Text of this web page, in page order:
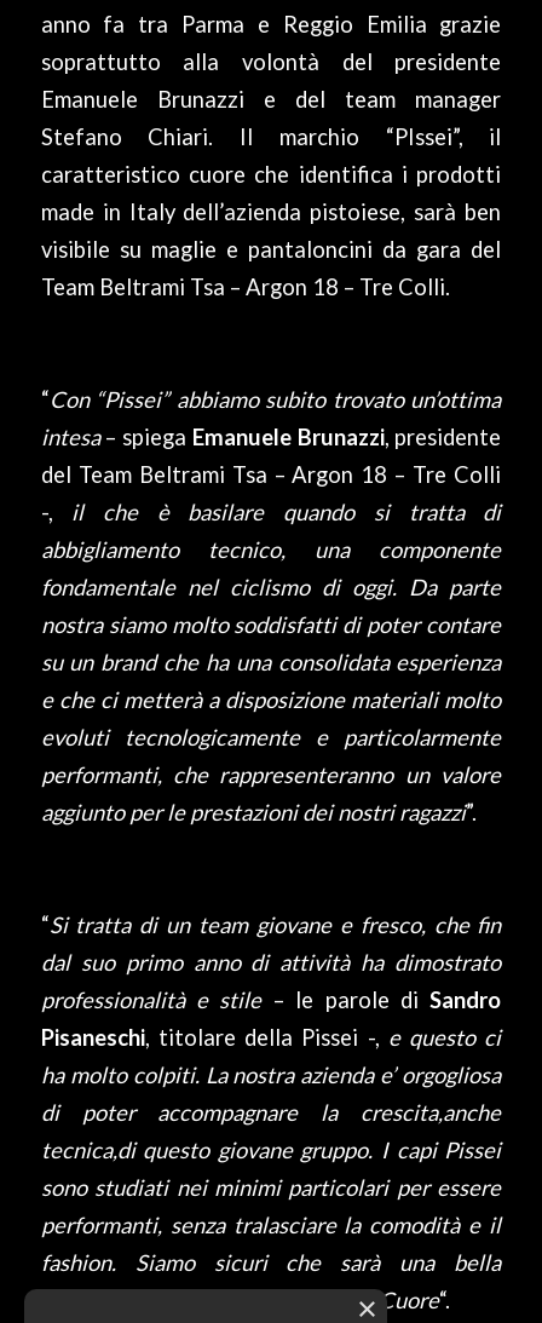
anno fa tra Parma e Reggio Emilia grazie
soprattutto alla volontà del presidente
Emanuele Brunazzi e del team manager
Stefano Chiari. Il marchio “PIssei”, il
caratteristico cuore che identifica i prodotti
made in Italy dell’azienda pistoiese, sarà ben
visibile su maglie e pantaloncini da gara del
Team Beltrami Tsa – Argon 18 – Tre Colli.
“Con “Pissei” abbiamo subito trovato un’ottima
intesa– spiega Emanuele Brunazzi, presidente
del Team Beltrami Tsa – Argon 18 – Tre Colli
-, il che è basilare quando si tratta di
abbigliamento tecnico, una componente
fondamentale nel ciclismo di oggi. Da parte
nostra siamo molto soddisfatti di poter contare
su un brand che ha una consolidata esperienza
e che ci metterà a disposizione materiali molto
evoluti tecnologicamente e particolarmente
performanti, che rappresenteranno un valore
aggiunto per le prestazioni dei nostri ragazzi”.
“Si tratta di un team giovane e fresco, che fin
dal suo primo anno di attività ha dimostrato
professionalità e stile– le parole diSandro
Pisaneschi, titolare della Pissei -, e questo ci
ha molto colpiti. La nostra azienda e’ orgogliosa
di poter accompagnare la crescita,anche
tecnica,di questo giovane gruppo. I capi Pissei
sono studiati nei minimi particolari per essere
performanti, senza tralasciare la comodità e il
fashion. Siamo sicuri che sarà una bella
stagione da correre assieme, con il Cuore“.
×